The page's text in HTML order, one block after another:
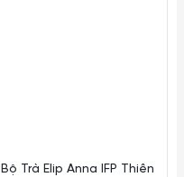
Bộ Trà Elip Anna IFP Thiên